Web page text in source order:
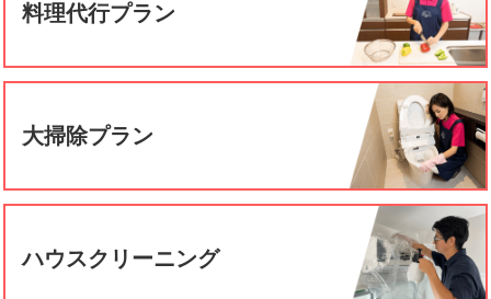
料理代行プラン
大掃除プラン
ハウスクリーニング